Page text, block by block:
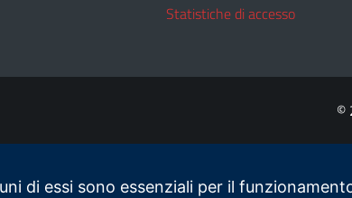
Statistiche di accesso
©
di essi sono essenziali per il